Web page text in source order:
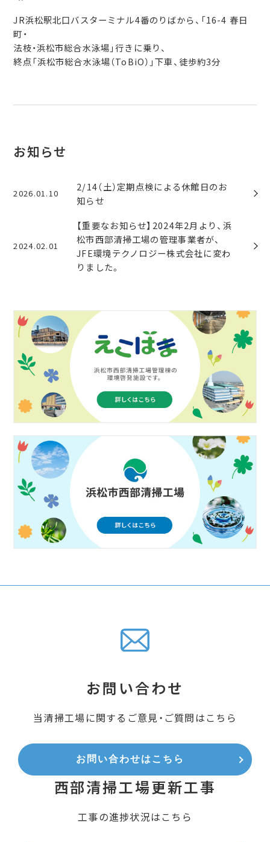
JR浜松駅北口バスターミナル4番のりばから、「16-4 春日
町・
法枝・浜松市総合水泳場」行きに乗り、
終点「浜松市総合水泳場（ToBiO）」下車、徒歩約3分
お知らせ
2026.01.10
2/14（土）定期点検による休館日のお
知らせ
2024.02.01
【重要なお知らせ】2024年2月より、浜
松市西部清掃工場の管理事業者が、
JFE環境テクノロジー株式会社に変わ
りました。
お問い合わせ
当清掃工場に関する ご意見・ご質問はこちら
お問い合わせはこちら
西部清掃工場更新工事
工事の進捗状況はこちら